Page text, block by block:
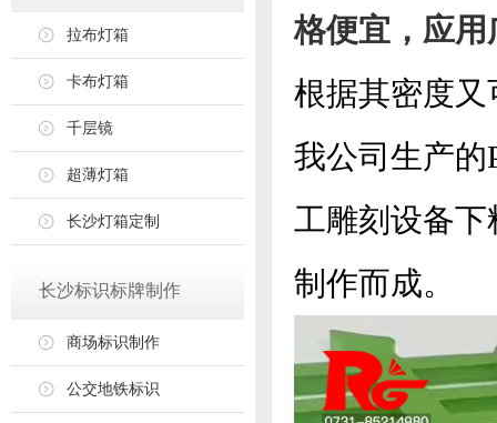
拉布灯箱
卡布灯箱
千层镜
超薄灯箱
长沙灯箱定制
长沙标识标牌制作
商场标识制作
公交地铁标识
格便宜，应用
根据其密度又
我公司生产的
工雕刻设备
制作而成。